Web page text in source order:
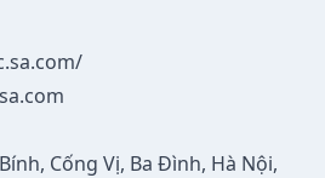
Cống Vị, Ba Đình, Hà Nội,